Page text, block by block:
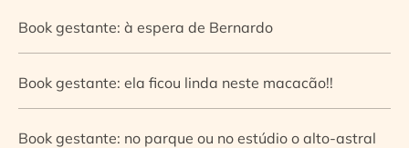
Book gestante: à espera de Bernardo
Book gestante: ela ficou linda neste macacão!!
Book gestante: no parque ou no estúdio o alto-astral